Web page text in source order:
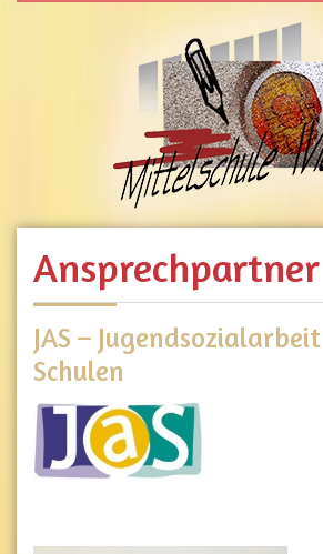
Ansprechpartner
JAS –
Schulen